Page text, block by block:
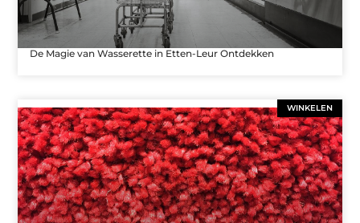
De Magie van Wasserette in Etten-Leur Ontdekken
WINKELEN